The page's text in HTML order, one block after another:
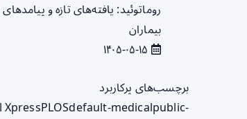
روماتوئید: یافته‌های تازه و
بیماران
برچسب‌های پرکاربرد
XpressPLOSdefault-medicalpublic-